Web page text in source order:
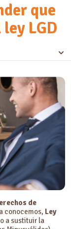
que
LGD
del 2%
de inclusión
normativas
hacia la actual
a la igualdad y la
las empresas de
de
conocemos, Ley
a sustituir la